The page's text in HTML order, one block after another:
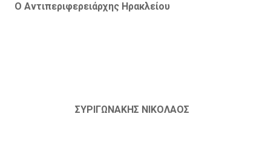
O Αντιπεριφερειάρχης Ηρακλείου
ΣΥΡΙΓΩΝΑΚΗΣ ΝΙΚΟΛΑΟΣ